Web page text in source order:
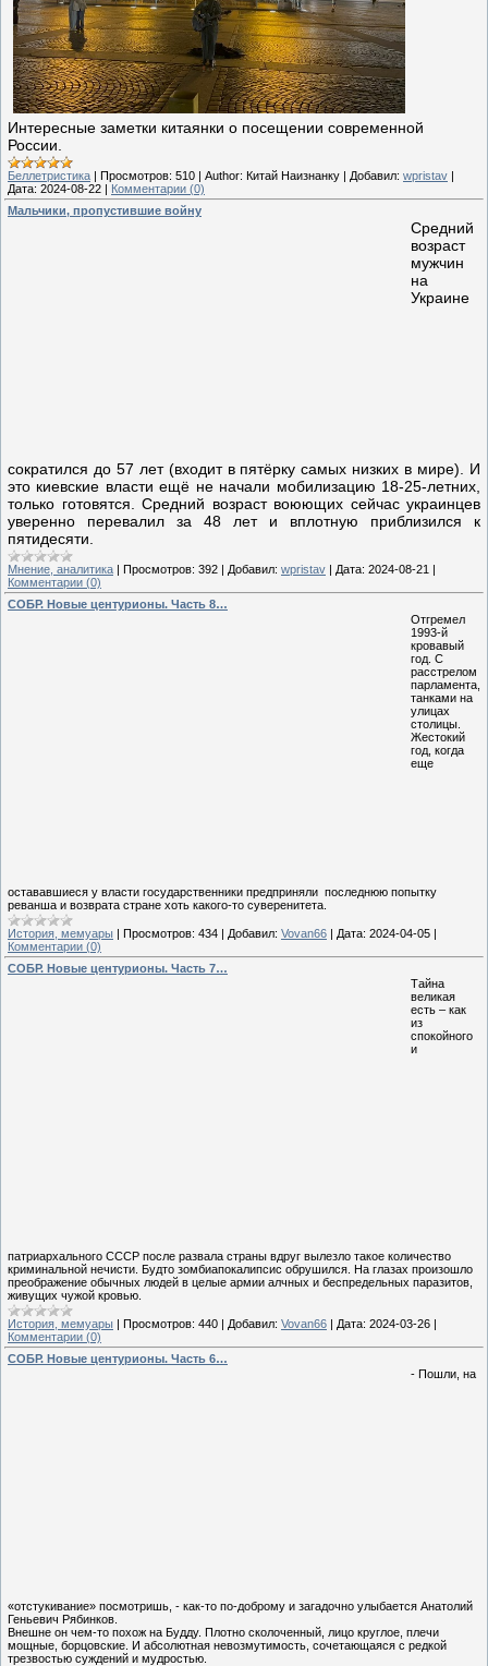
Интересные заметки китаянки о посещении современной
России.
Беллетристика | Просмотров: 510 | Author: Китай Наизнанку | Добавил: wpristav |
Дата: 2024-08-22 | Комментарии (0)
Мальчики, пропустившие войну
Средний
возраст
мужчин
на
Украине
сократился до 57 лет (входит в пятёрку самых низких в мире). И
это киевские власти ещё не начали мобилизацию 18-25-летних,
только готовятся. Средний возраст воюющих сейчас украинцев
уверенно перевалил за 48 лет и вплотную приблизился к
пятидесяти.
Мнение, аналитика | Просмотров: 392 | Добавил: wpristav | Дата: 2024-08-21 |
Комментарии (0)
СОБР. Новые центурионы. Часть 8…
Отгремел
1993-й
кровавый
год. С
расстрелом
парламента,
танками на
улицах
столицы.
Жестокий
год, когда
еще
остававшиеся у власти государственники предприняли последнюю попытку
реванша и возврата стране хоть какого-то суверенитета.
История, мемуары | Просмотров: 434 | Добавил: Vovan66 | Дата: 2024-04-05 |
Комментарии (0)
СОБР. Новые центурионы. Часть 7…
Тайна
великая
есть – как
из
спокойного
и
патриархального СССР после развала страны вдруг вылезло такое количество
криминальной нечисти. Будто зомбиапокалипсис обрушился. На глазах произошло
преображение обычных людей в целые армии алчных и беспредельных паразитов,
живущих чужой кровью.
История, мемуары | Просмотров: 440 | Добавил: Vovan66 | Дата: 2024-03-26 |
Комментарии (0)
СОБР. Новые центурионы. Часть 6…
- Пошли, на
«отстукивание» посмотришь, - как-то по-доброму и загадочно улыбается Анатолий
Геньевич Рябинков.
Внешне он чем-то похож на Будду. Плотно сколоченный, лицо круглое, плечи
мощные, борцовские. И абсолютная невозмутимость, сочетающаяся с редкой
трезвостью суждений и мудростью.